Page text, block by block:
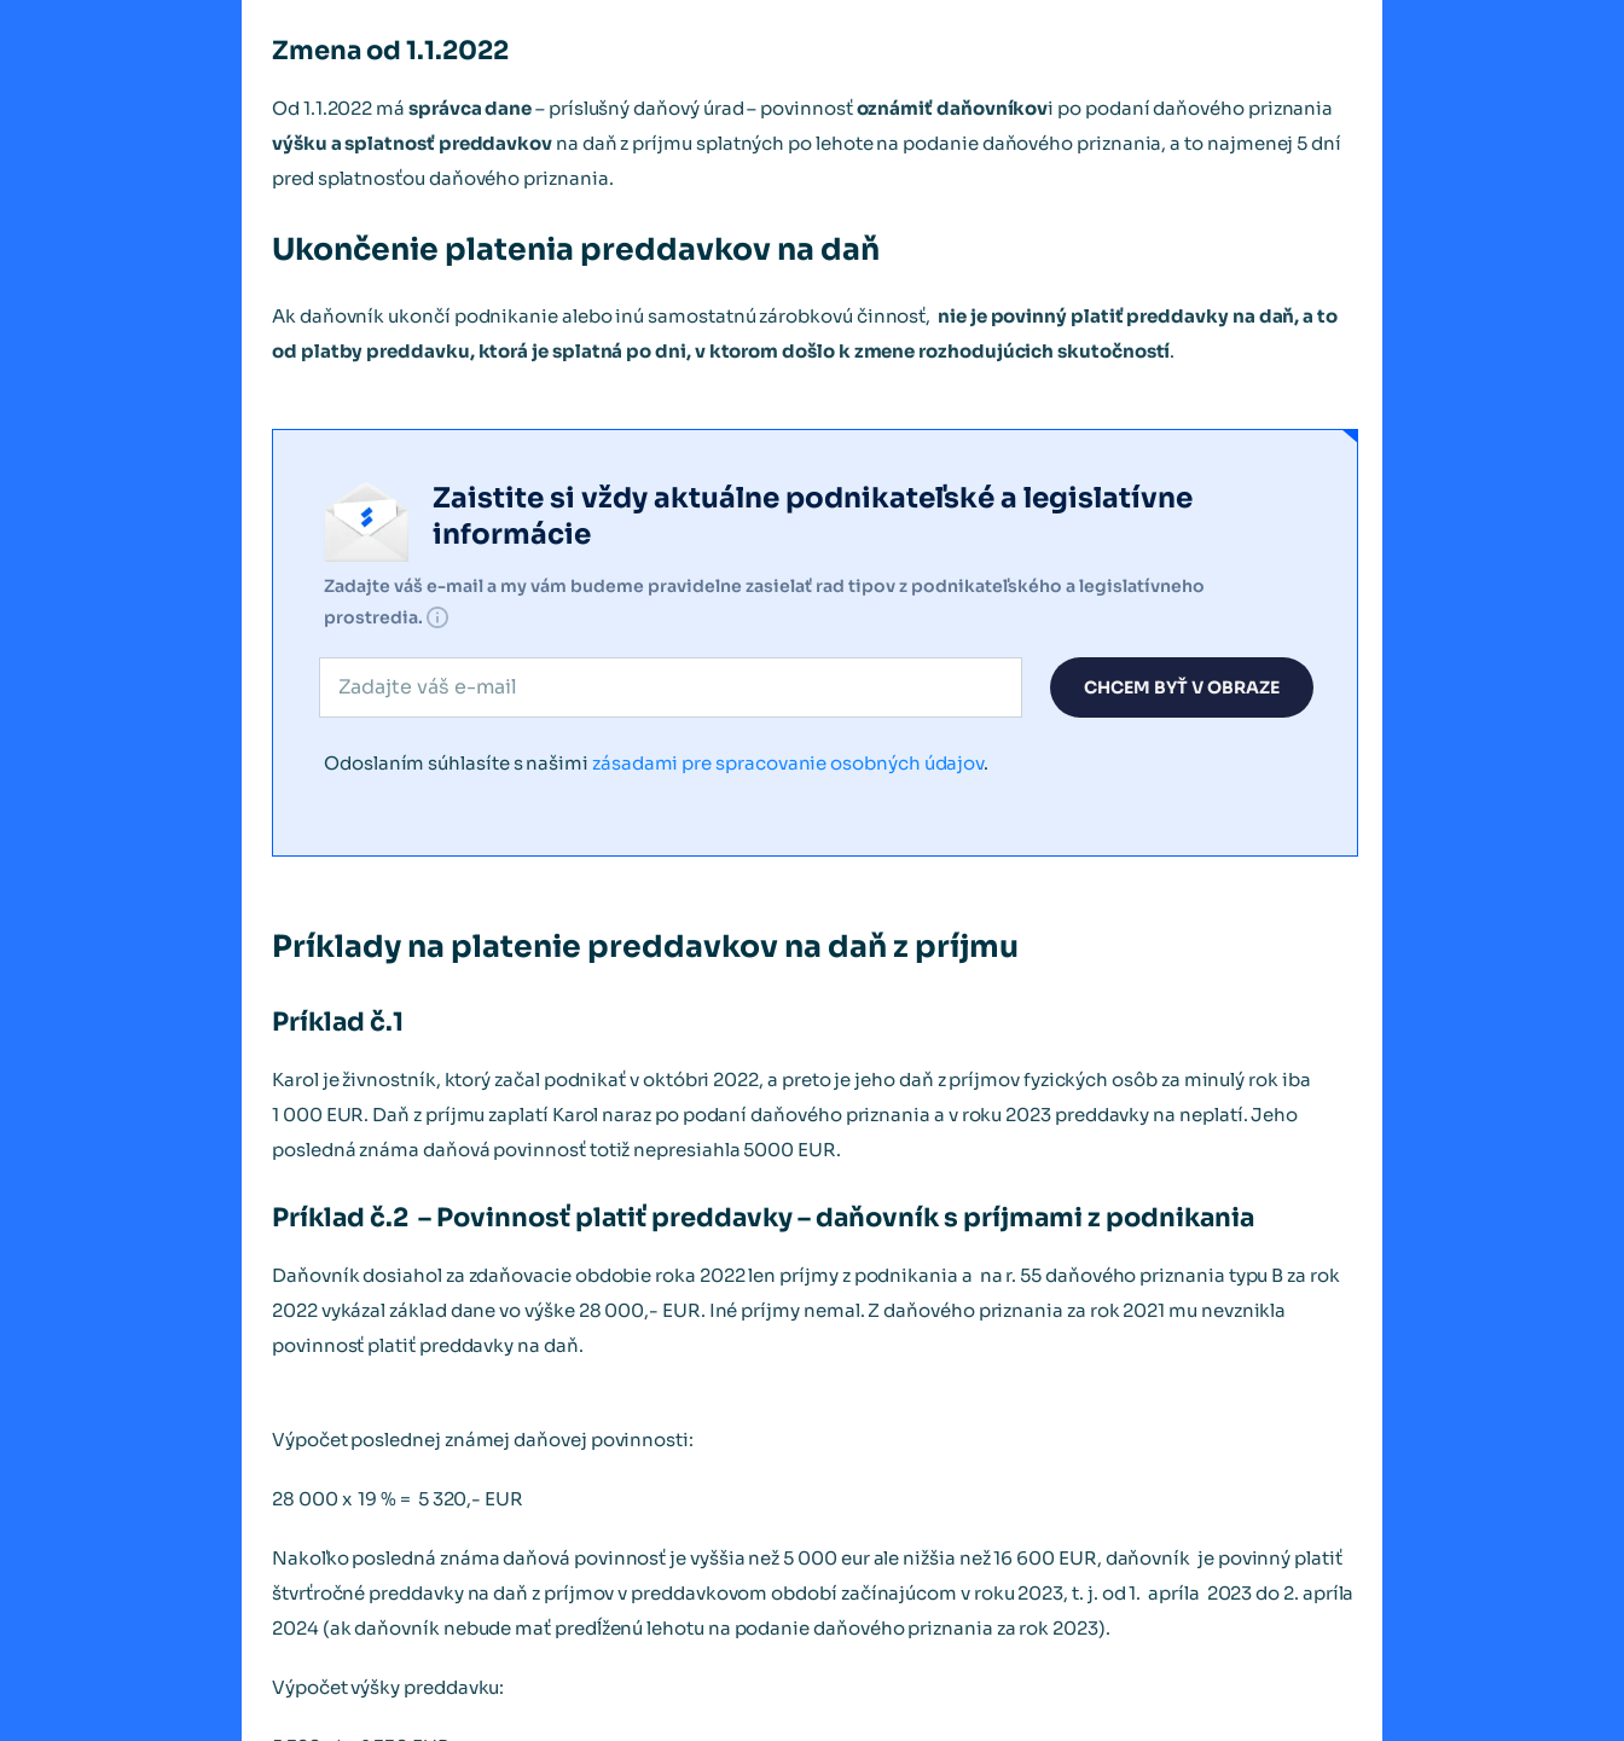
Zmena od 1.1.2022
Od 1.1.2022 má správca dane– príslušný daňový úrad – povinnosťoznámiť daňovníkovi po podaní daňového priznania
výšku a splatnosť preddavkov na daň z príjmu splatných po lehote na podanie daňového priznania, a to najmenej 5 dní
pred splatnosťou daňového priznania.
Ukončenie platenia preddavkov na daň
Ak daňovník ukončí podnikanie alebo inú samostatnú zárobkovú činnosť, nie je povinný platiť preddavky na daň, a to
od platby preddavku, ktorá je splatná po dni, v ktorom došlo k zmene rozhodujúcich skutočností.
Zaistite si vždy aktuálne podnikateľské a legislatívne
informácie
Zadajte váš e-mail a my vám budeme pravidelne zasielať rad tipov z podnikateľského a legislatívneho
prostredia.
CHCEM BYŤ V OBRAZE
Odoslaním súhlasíte s našimi zásadami pre spracovanie osobných údajov.
Príklady na platenie preddavkov na daň z príjmu
Príklad č.1
Karol je živnostník, ktorý začal podnikať v októbri 2022, a preto je jeho daň z príjmov fyzických osôb za minulý rok iba
1 000 EUR. Daň z príjmu zaplatí Karol naraz po podaní daňového priznania a v roku 2023 preddavky na neplatí. Jeho
posledná známa daňová povinnosť totiž nepresiahla 5000 EUR.
Príklad č.2 – Povinnosť platiť preddavky – daňovník s príjmami z podnikania
Daňovník dosiahol za zdaňovacie obdobie roka 2022 len príjmy z podnikania a na r. 55 daňového priznania typu B za rok
2022 vykázal základ dane vo výške 28 000,- EUR. Iné príjmy nemal. Z daňového priznania za rok 2021 mu nevznikla
povinnosť platiť preddavky na daň.
Výpočet poslednej známej daňovej povinnosti:
28 000 x 19 % = 5 320,- EUR
Nakoľko posledná známa daňová povinnosť je vyššia než 5 000 eur ale nižšia než 16 600 EUR, daňovník je povinný platiť
štvrťročné preddavky na daň z príjmov v preddavkovom období začínajúcom v roku 2023, t. j. od 1. apríla 2023 do 2. apríla
2024 (ak daňovník nebude mať predĺženú lehotu na podanie daňového priznania za rok 2023).
Výpočet výšky preddavku: